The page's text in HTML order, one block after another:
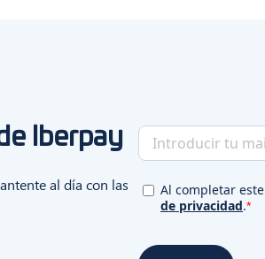
Iberpay
al día con las